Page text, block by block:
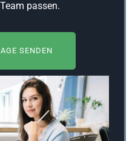
passen.
SENDEN